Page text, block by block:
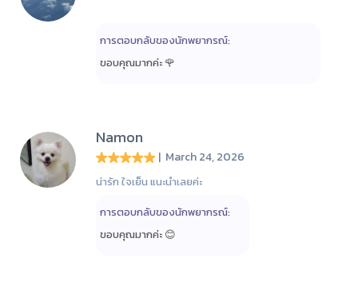
การตอบกลับของนักพยากรณ์:
ขอบคุณมากค่ะ 🌹
Namon
| March 24, 2026
น่ารัก ใจเย็น แนะนำเลยค่ะ
การตอบกลับของนักพยากรณ์:
ขอบคุณมากค่ะ 😊